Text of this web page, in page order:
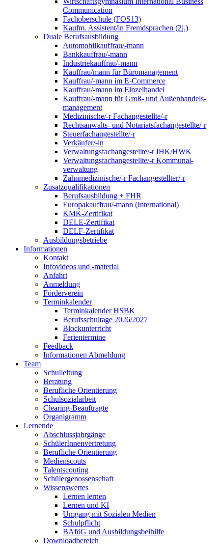
Communication
Fachoberschule (FOS13)
Kaufm. Assistent/in Fremdsprachen (2j.)
Duale Berufsausbildung
Automobilkauffrau/-mann
Bankkauffrau/-mann
Industriekauffrau/-mann
Kauffrau/mann für Büromanagement
Kauffrau/-mann im E-Commerce
Kauffrau/-mann im Einzelhandel
Kauffrau/-mann für Groß- und Außen­handels­
manage­ment
Medizinische/-r Fachangestellte/-r
Rechtsanwalts- und Notariatsfachangestellte/-r
Steuerfachangestellte/-r
Verkäufer/-in
Verwaltungs­fach­angestellte/-r IHK/HWK
Verwaltungsfach­angestellte/-r Kommunal­
verwaltung
Zahnmedizinische/-r Fachangestellter/-r
Zusatzqualifikationen
Berufsausbildung + FHR
Europakauffrau/-mann (International)
KMK-Zertifikat
DELE-Zertifikat
DELF-Zertifikat
Ausbildungsbetriebe
Informationen
Kontakt
Infovideos und -material
Anfahrt
Anmeldung
Förderverein
Terminkalender
Terminkalender HSBK
Berufsschultage 2026/2027
Blockunterricht
Ferientermine
Feedback
Informationen Abmeldung
Team
Schulleitung
Beratung
Berufliche Orientierung
Schulsozialarbeit
Clearing-Beauftragte
Organigramm
Lernende
Abschlussjahrgänge
SchülerInnenvertretung
Berufliche Orientierung
Medienscouts
Talentscouting
Schüler­genossen­schaft
Wissenswertes
Lernen lernen
Lernen und KI
Umgang mit Sozialen Medien
Schulpflicht
BAföG und Ausbildungsbeihilfe
Downloadbereich